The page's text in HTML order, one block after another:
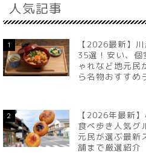
人気記事
1
【2026最新】
35選！安い、個
ゃれなど地元民
ら名物おすすめ
2
【2026年最新
食べ歩き人気グ
元民が選ぶ最新
舗まで厳選紹介